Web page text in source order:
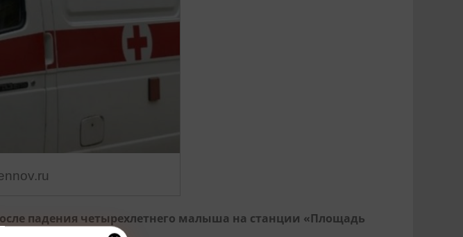
падения четырехлетнего малыша на станции «Площадь